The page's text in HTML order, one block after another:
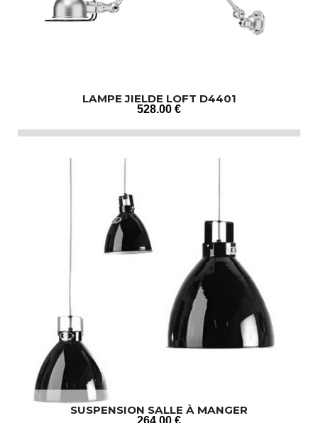
LAMPE JIELDE LOFT D4401
528.00 €
SUSPENSION SALLE À MANGER